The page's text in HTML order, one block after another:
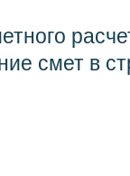
смет в